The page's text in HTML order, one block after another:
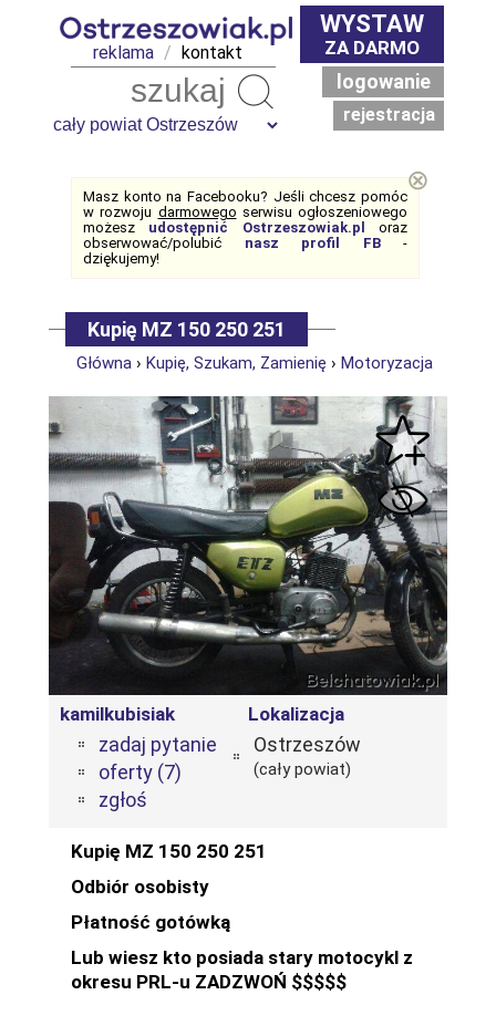
reklama / kontakt
WYSTAW
ZA DARMO
logowanie
rejestracja
Masz konto na Facebooku? Jeśli chcesz pomóc
w rozwoju darmowego serwisu ogłoszeniowego
możesz udostępnić Ostrzeszowiak.pl
oraz
obserwować/polubić nasz profil FB-
dziękujemy!
⊗
Kupię MZ 150 250 251
Główna › Kupię, Szukam, Zamienię › Motoryzacja
kamilkubisiak
zadaj pytanie
oferty (7)
zgłoś
Lokalizacja
Ostrzeszów
(cały powiat)
Kupię MZ 150 250 251
Odbiór osobisty
Płatność gotówką
Lub wiesz kto posiada stary motocykl z
okresu PRL-u ZADZWOŃ $$$$$